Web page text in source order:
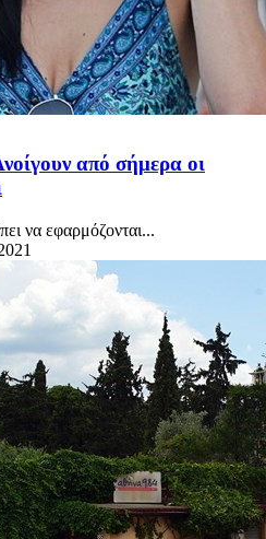
από σήμερα οι
να εφαρμόζονται...